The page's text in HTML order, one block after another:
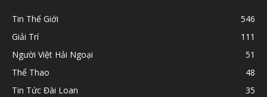
Tin Thế Giới
546
Giải Trí
111
Người Việt Hải Ngoại
51
Thể Thao
48
Tin Tức Đài Loan
35